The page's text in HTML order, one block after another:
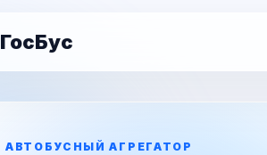
ГосБус
АВТОБУСНЫЙ АГРЕГАТОР